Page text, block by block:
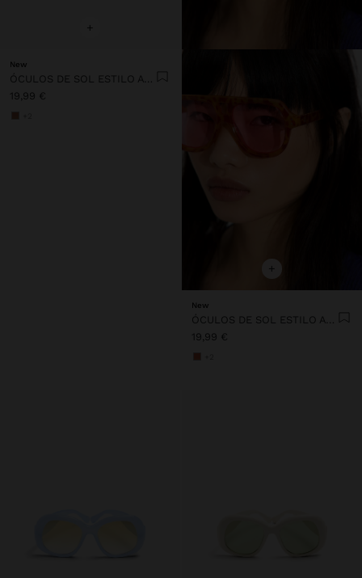
+
New
ÓCULOS DE SOL ESTILO AVIADOR
19,99 €
+
New
ÓCULOS DE SOL ESTILO AVIADOR
19,99 €